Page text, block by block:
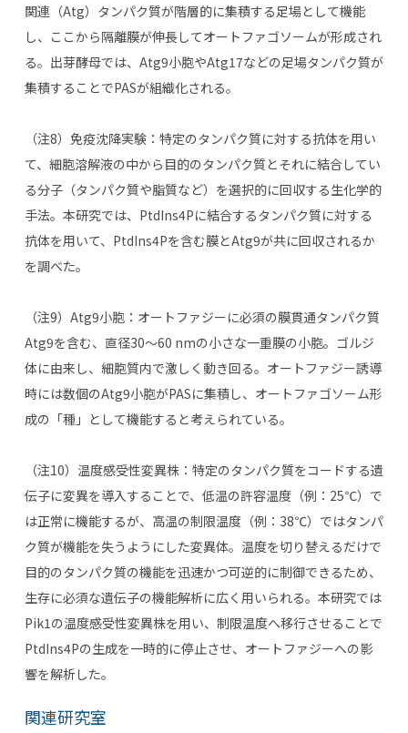
関連（Atg）タンパク質が階層的に集積する足場として機能
し、ここから隔離膜が伸長してオートファゴソームが形成され
る。出芽酵母では、 Atg9小胞やAtg17などの足場タンパク質が
集積することでPASが組織化される。
（注8）免疫沈降実験：特定のタンパク質に対する抗体を用い
て、細胞溶解液の中から目的のタンパク質とそれに結合してい
る分子（タンパク質や脂質など）を選択的に回収する生化学的
手法。本研究では、 PtdIns4Pに結合するタンパク質に対する
抗体を用いて、 PtdIns4Pを含む膜とAtg9が共に回収されるか
を調べた。
（注9） Atg9小胞：オートファジーに必須の膜貫通タンパク質
Atg9を含む、直径30～60 nmの小さな一重膜の小胞。ゴルジ
体に由来し、細胞質内で激しく動き回る。オートファジー誘導
時には数個のAtg9小胞がPASに集積し、オートファゴソーム形
成の「種」として機能すると考えられている。
（注10）温度感受性変異株：特定のタンパク質をコードする遺
伝子に変異を導入することで、低温の許容温度（例： 25℃）で
は正常に機能するが、高温の制限温度（例： 38℃）ではタンパ
ク質が機能を失うようにした変異体。温度を切り替えるだけで
目的のタンパク質の機能を迅速かつ可逆的に制御できるため、
生存に必須な遺伝子の機能解析に広く用いられる。本研究では
Pik1 の温度感受性変異株を用い、制限温度へ移行させることで
PtdIns4Pの生成を一時的に停止させ、オートファジーへの影
響を解析した。
関連研究室